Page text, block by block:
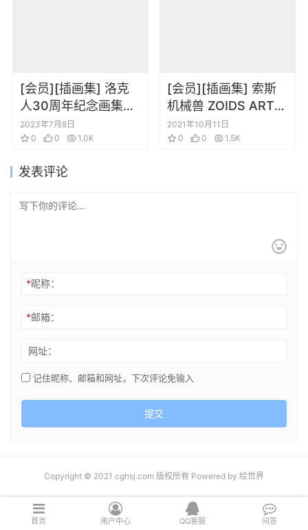
[会员][插画集] 洛克
人30周年纪念画集
ROCKMAN 30th
ANNIVERSARY
BOOK
2023年7月8日
0
0 1.0K
[会员][插画集] 索斯
机械兽 ZOIDS ART
OF HMM 2006-
2020
2021年10月11日
0
0 1.5K
发表评论
*昵称：
*邮箱：
网址：
记住昵称、邮箱和网址，下次评论免输入
提交
Copyright © 2021 cghsj.com 版权所有 Powered by 绘世界
首页 用户中心 QQ客服 问答